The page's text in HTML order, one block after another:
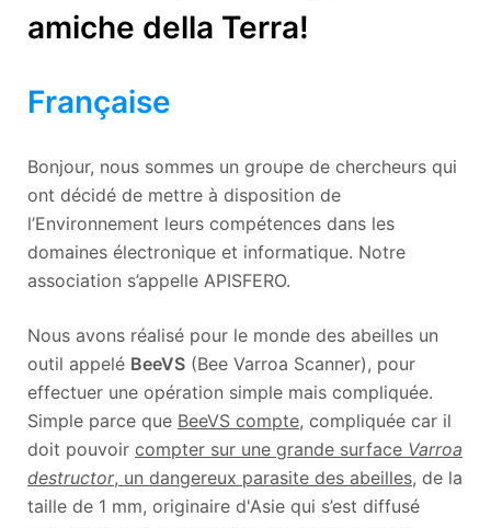
amiche della Terra!
Française
Bonjour, nous sommes un groupe de chercheurs qui
ont décidé de mettre à disposition de
l’Environnement leurs compétences dans les
domaines électronique et informatique. Notre
association s’appelle APISFERO.
Nous avons réalisé pour le monde des abeilles un
outil appelé BeeVS (Bee Varroa Scanner), pour
effectuer une opération simple mais compliquée.
Simple parce que BeeVS compte, compliquée car il
doit pouvoir compter sur une grande surface Varroa
destructor, un dangereux parasite des abeilles, de la
taille de 1 mm, originaire d'Asie qui s’est diffusé